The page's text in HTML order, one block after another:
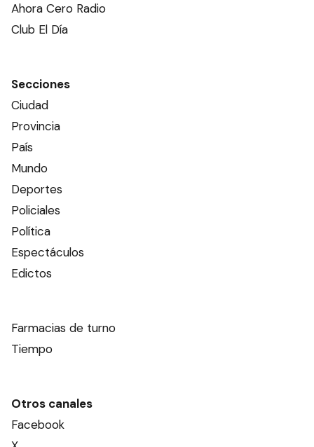
Ahora Cero Radio
Club El Día
Secciones
Ciudad
Provincia
País
Mundo
Deportes
Policiales
Política
Espectáculos
Edictos
Farmacias de turno
Tiempo
Otros canales
Facebook